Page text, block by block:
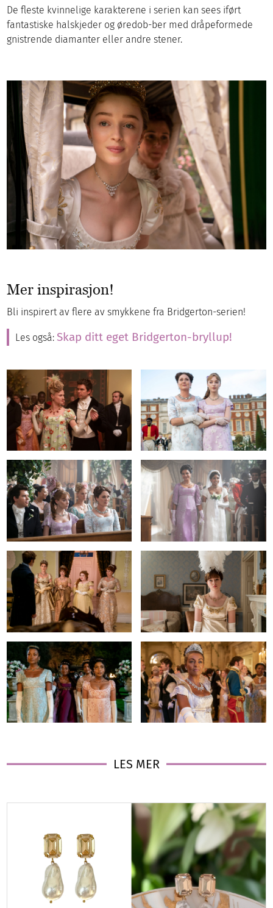
De fleste kvinnelige karakterene i serien kan sees iført
fantastiske halskjeder og øredob-ber med dråpeformede
gnistrende diamanter eller andre stener.
Mer inspirasjon!
Bli inspirert av flere av smykkene fra Bridgerton-serien!
Les også:Skap ditt eget Bridgerton-bryllup!
LES MER